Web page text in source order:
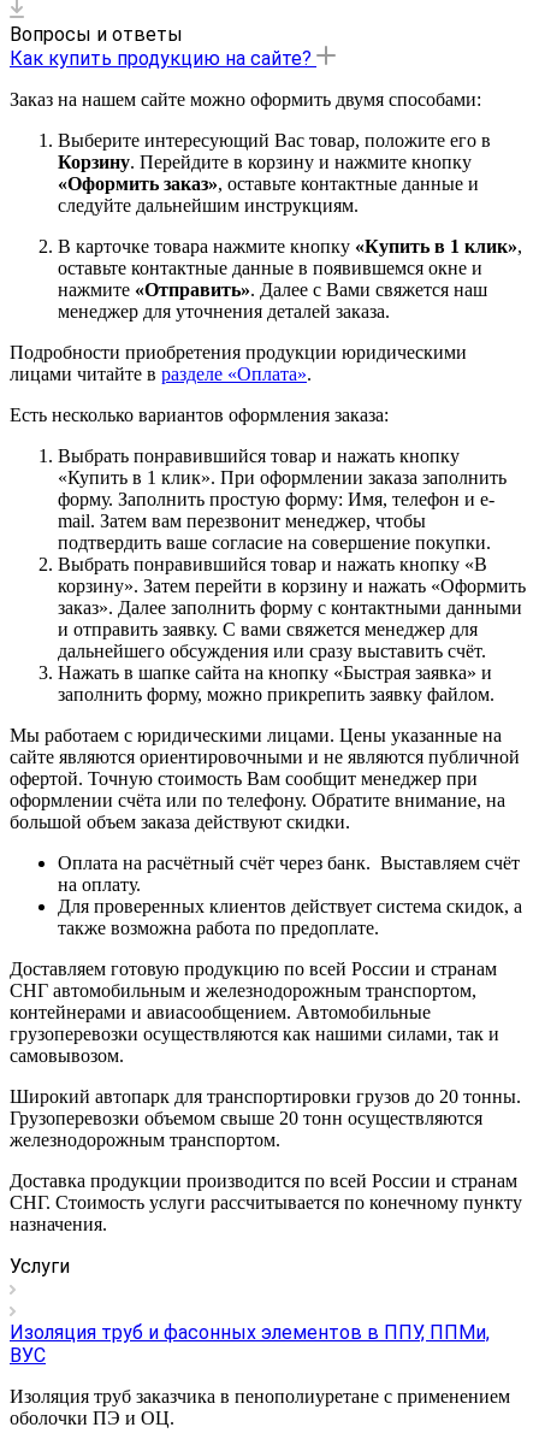
Вопросы и ответы
Как купить продукцию на сайте?
Заказ на нашем сайте можно оформить двумя способами:
Выберите интересующий Вас товар, положите его в
Корзину. Перейдите в корзину и нажмите кнопку
«Оформить заказ», оставьте контактные данные и
следуйте дальнейшим инструкциям.
В карточке товара нажмите кнопку «Купить в 1 клик»,
оставьте контактные данные в появившемся окне и
нажмите «Отправить». Далее с Вами свяжется наш
менеджер для уточнения деталей заказа.
Подробности приобретения продукции юридическими
лицами читайте в разделе «Оплата».
Есть несколько вариантов оформления заказа:
Выбрать понравившийся товар и нажать кнопку
«Купить в 1 клик». При оформлении заказа заполнить
форму. Заполнить простую форму: Имя, телефон и e-
mail. Затем вам перезвонит менеджер, чтобы
подтвердить ваше согласие на совершение покупки.
Выбрать понравившийся товар и нажать кнопку «В
корзину». Затем перейти в корзину и нажать «Оформить
заказ». Далее заполнить форму с контактными данными
и отправить заявку. С вами свяжется менеджер для
дальнейшего обсуждения или сразу выставить счёт.
Нажать в шапке сайта на кнопку «Быстрая заявка» и
заполнить форму, можно прикрепить заявку файлом.
Мы работаем с юридическими лицами. Цены указанные на
сайте являются ориентировочными и не являются публичной
офертой. Точную стоимость Вам сообщит менеджер при
оформлении счёта или по телефону. Обратите внимание, на
большой объем заказа действуют скидки.
Оплата на расчётный счёт через банк. Выставляем счёт
на оплату.
Для проверенных клиентов действует система скидок, а
также возможна работа по предоплате.
Доставляем готовую продукцию по всей России и странам
СНГ автомобильным и железнодорожным транспортом,
контейнерами и авиасообщением. Автомобильные
грузоперевозки осуществляются как нашими силами, так и
самовывозом.
Широкий автопарк для транспортировки грузов до 20 тонны.
Грузоперевозки объемом свыше 20 тонн осуществляются
железнодорожным транспортом.
Доставка продукции производится по всей России и странам
СНГ. Стоимость услуги рассчитывается по конечному пункту
назначения.
Услуги
Изоляция труб и фасонных элементов в ППУ, ППМи,
ВУС
Изоляция труб заказчика в пенополиуретане с применением
оболочки ПЭ и ОЦ.